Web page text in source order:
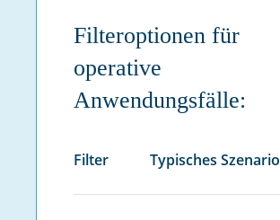
Filteroptionen für
operative
Anwendungsfälle:
Filter Typisches Szenario